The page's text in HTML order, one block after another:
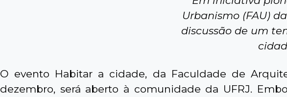
Urbanismo (FAU)
discussão de um
O evento Habitar a cidade, da Faculdade de
dezembro, será aberto à comunidade da UFRJ.